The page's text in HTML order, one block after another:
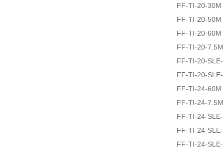
FF-TI-20-30M
FF-TI-20-50M
FF-TI-20-60M
FF-TI-20-7.5M
FF-TI-20-
FF-TI-20-
FF-TI-24-60M
FF-TI-24-7.5M
FF-TI-24-
FF-TI-24-
FF-TI-24-